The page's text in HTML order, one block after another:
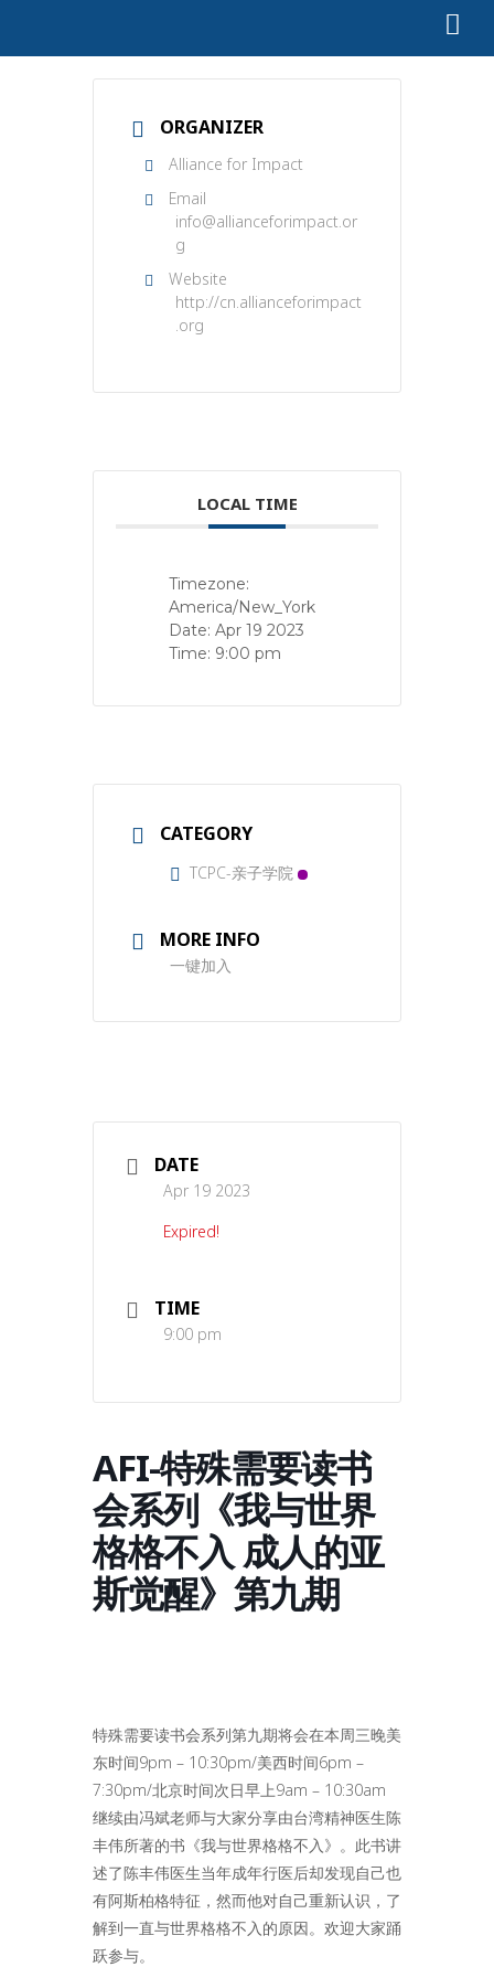
ORGANIZER
Alliance for Impact
Email
info@allianceforimpact.or
g
Website
http://cn.allianceforimpact
.org
LOCAL TIME
Timezone:
America/New_York
Date: Apr 19 2023
Time: 9:00 pm
CATEGORY
TCPC-亲子学院
MORE INFO
一键加入
DATE
Apr 19 2023
Expired!
TIME
9:00 pm
AFI-特殊需要读书
会系列《我与世界
格格不入 成人的亚
斯觉醒》第九期
特殊需要读书会系列第九期将会在本周三晚美
东时间9pm – 10:30pm/美西时间6pm –
7:30pm/北京时间次日早上9am – 10:30am
继续由冯斌老师与大家分享由台湾精神医生陈
丰伟所著的书《我与世界格格不入》。此书讲
述了陈丰伟医生当年成年行医后却发现自己也
有阿斯柏格特征，然而他对自己重新认识，了
解到一直与世界格格不入的原因。欢迎大家踊
跃参与。